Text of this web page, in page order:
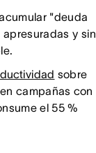
"deuda
y sin
sobre
campañas con
el 55 %